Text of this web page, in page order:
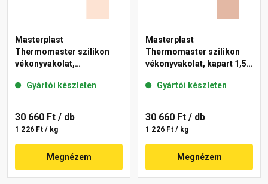
Masterplast
Thermomaster szilikon
vékonyvakolat,
15-F 25 kg
Gyártói készleten
30 660 Ft / db
1 226 Ft / kg
Megnézem
Masterplast
Thermomaster szilikon
vékonyvakolat, kapart 1,5
Gyártói készleten
30 660 Ft / db
1 226 Ft / kg
Megnézem